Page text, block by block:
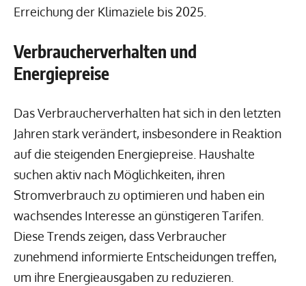
Erreichung der Klimaziele bis 2025.
Verbraucherverhalten und
Energiepreise
Das Verbraucherverhalten hat sich in den letzten
Jahren stark verändert, insbesondere in Reaktion
auf die steigenden Energiepreise. Haushalte
suchen aktiv nach Möglichkeiten, ihren
Stromverbrauch zu optimieren und haben ein
wachsendes Interesse an günstigeren Tarifen.
Diese Trends zeigen, dass Verbraucher
zunehmend informierte Entscheidungen treffen,
um ihre Energieausgaben zu reduzieren.